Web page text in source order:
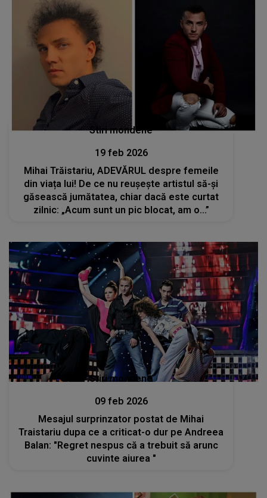
Stiri mondene
19 feb 2026
Mihai Trăistariu, ADEVĂRUL despre femeile
din viața lui! De ce nu reușește artistul să-și
găsească jumătatea, chiar dacă este curtat
zilnic: „Acum sunt un pic blocat, am o...”
Stiri mondene
09 feb 2026
Mesajul surprinzator postat de Mihai
Traistariu dupa ce a criticat-o dur pe Andreea
Balan: "Regret nespus că a trebuit să arunc
cuvinte aiurea "